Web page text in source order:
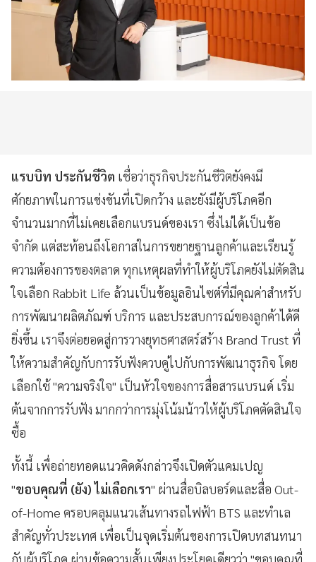
แรบบิท ประกันชีวิต เชื่อว่าธุรกิจประกันชีวิตยังคงมี
ศักยภาพในการแข่งขันที่เปิดกว้าง และยังมีผู้บริโภคอีก
จำนวนมากที่ไม่เคยเลือกแบรนด์ของเรา ซึ่งไม่ได้เป็นข้อ
จำกัด แต่สะท้อนถึงโอกาสในการขยายฐานลูกค้าและเรียนรู้
ความต้องการของตลาด ทุกเหตุผลที่ทำให้ผู้บริโภคยังไม่ตัดสิน
ใจเลือก Rabbit Life ล้วนเป็นข้อมูลอินไซต์ที่มีคุณค่าสำหรับ
การพัฒนาผลิตภัณฑ์ บริการ และประสบการณ์ของลูกค้าได้ดี
ยิ่งขึ้น เราจึงต่อยอดสู่การวางยุทธศาสตร์สร้าง Brand Trust ที่
ให้ความสำคัญกับการรับฟังควบคู่ไปกับการพัฒนาธุรกิจ โดย
เลือกใช้ "ความจริงใจ" เป็นหัวใจของการสื่อสารแบรนด์ เริ่ม
ต้นจากการรับฟัง มากกว่าการมุ่งโน้มน้าวให้ผู้บริโภคตัดสินใจ
ซื้อ
ทั้งนี้ เพื่อถ่ายทอดแนวคิดดังกล่าวจึงเปิดตัวแคมเปญ
"ขอบคุณที่ (ยัง) ไม่เลือกเรา" ผ่านสื่อบิลบอร์ดและสื่อ Out-
of-Home ครอบคลุมแนวเส้นทางรถไฟฟ้า BTS และทำเล
สำคัญทั่วประเทศ เพื่อเป็นจุดเริ่มต้นของการเปิดบทสนทนา